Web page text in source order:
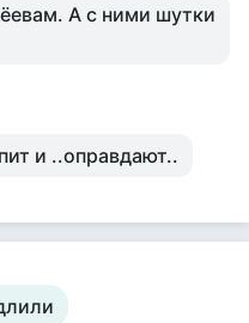
А с ними шутки
и ..оправдают..